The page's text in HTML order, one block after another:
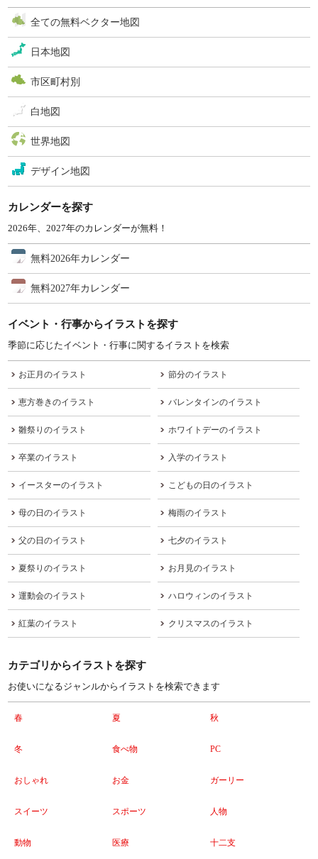
全ての無料ベクター地図
日本地図
市区町村別
白地図
世界地図
デザイン地図
カレンダーを探す
2026年、2027年のカレンダーが無料！
無料2026年カレンダー
無料2027年カレンダー
イベント・行事からイラストを探す
季節に応じたイベント・行事に関するイラストを検索
お正月のイラスト 節分のイラスト
恵方巻きのイラスト バレンタインのイラスト
雛祭りのイラスト ホワイトデーのイラスト
卒業のイラスト 入学のイラスト
イースターのイラスト こどもの日のイラスト
母の日のイラスト 梅雨のイラスト
父の日のイラスト 七夕のイラスト
夏祭りのイラスト お月見のイラスト
運動会のイラスト ハロウィンのイラスト
紅葉のイラスト クリスマスのイラスト
カテゴリからイラストを探す
お使いになるジャンルからイラストを検索できます
春 夏 秋
冬 食べ物 PC
おしゃれ お金 ガーリー
スイーツ スポーツ 人物
動物 医療 十二支